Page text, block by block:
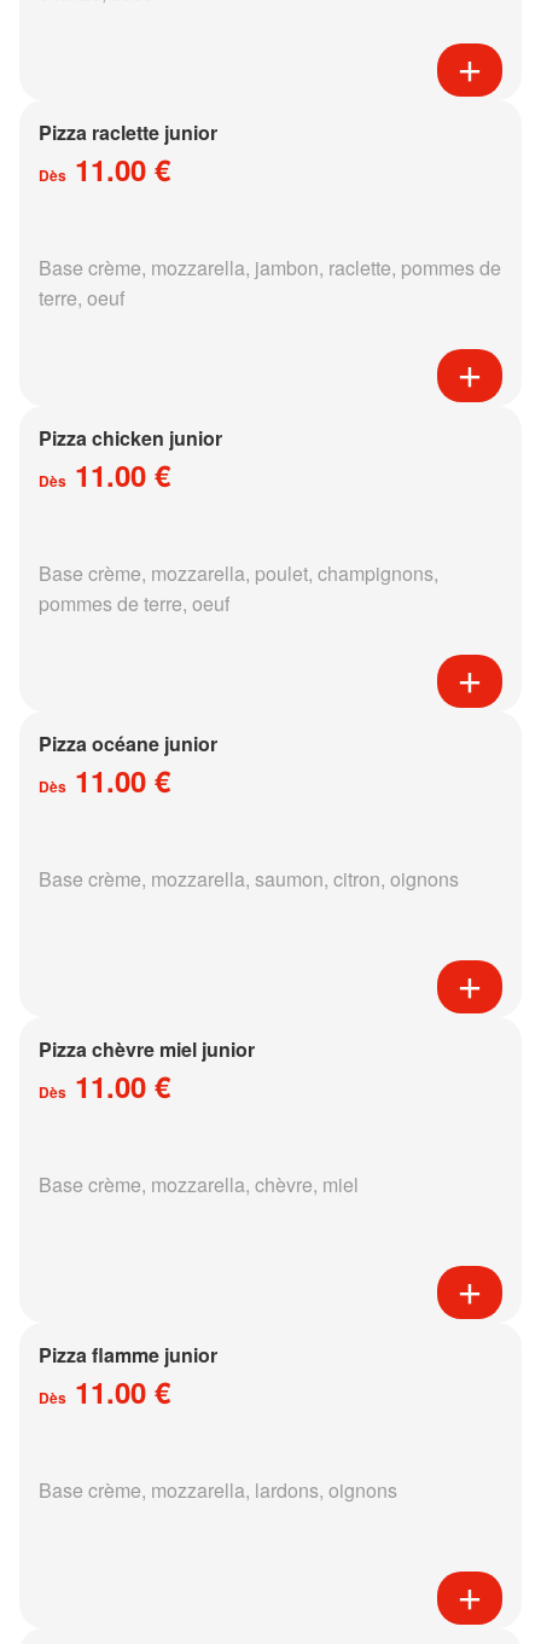
Pizza raclette junior
Dès 11.00 €
Base crème, mozzarella, jambon, raclette, pommes de
terre, oeuf
Pizza chicken junior
Dès 11.00 €
Base crème, mozzarella, poulet, champignons,
pommes de terre, oeuf
Pizza océane junior
Dès 11.00 €
Base crème, mozzarella, saumon, citron, oignons
Pizza chèvre miel junior
Dès 11.00 €
Base crème, mozzarella, chèvre, miel
Pizza flamme junior
Dès 11.00 €
Base crème, mozzarella, lardons, oignons